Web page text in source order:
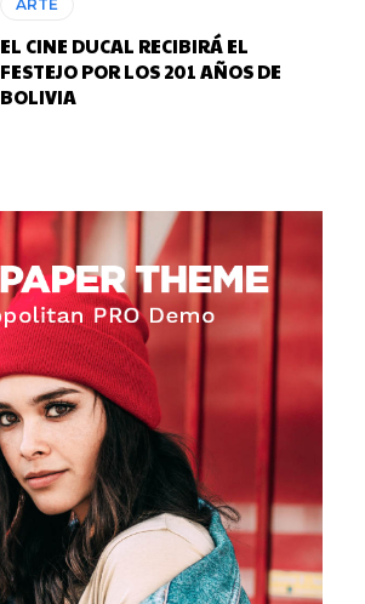
ARTE
EL CINE DUCAL RECIBIRÁ EL
FESTEJO POR LOS 201 AÑOS DE
BOLIVIA